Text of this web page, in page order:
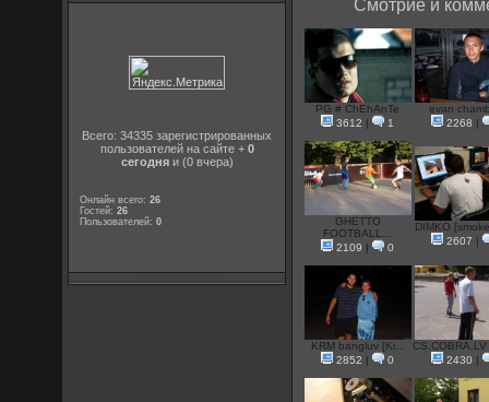
Всего: 34335 зарегистрированных
пользователей на сайте + 0
сегодняи (0 вчера)
Онлайн всего:26
Гостей:26
Пользователей:0
Смотрие и
PG # ChEhAnTe
3612
| 1
evan
2268
|
GHETTO
FOOTBALL...
2109
| 0
DIMKO
2607
|
KRM bangluv [Ki...
2852
| 0
2430
|